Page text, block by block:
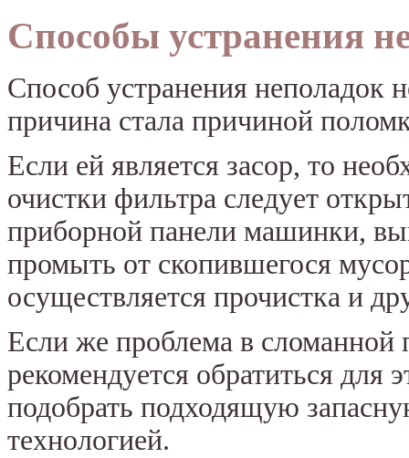
Способы устранения
Способ устранения неполадок
причина стала причиной
Если ей является засор, то
очистки фильтра следует
приборной панели машинки,
промыть от скопившегося
осуществляется прочистка и
Если же проблема в сломанной
рекомендуется обратиться для
подобрать подходящую
технологией.